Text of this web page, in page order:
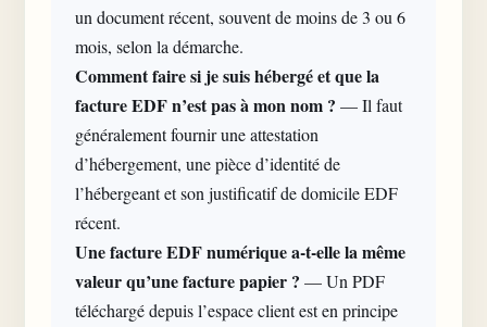
un document récent, souvent de moins de 3 ou 6
mois, selon la démarche.
Comment faire si je suis hébergé et que la
facture EDF n’est pas à mon nom ? — Il faut
généralement fournir une attestation
d’hébergement, une pièce d’identité de
l’hébergeant et son justificatif de domicile EDF
récent.
Une facture EDF numérique a-t-elle la même
valeur qu’une facture papier ? — Un PDF
téléchargé depuis l’espace client est en principe